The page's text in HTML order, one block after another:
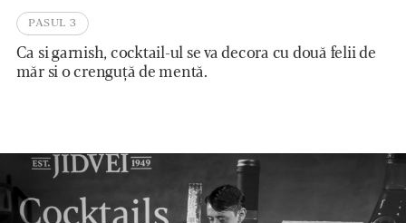
PASUL 3
Ca si garnish, cocktail-ul se va decora cu două felii de
măr si o crenguță de mentă.